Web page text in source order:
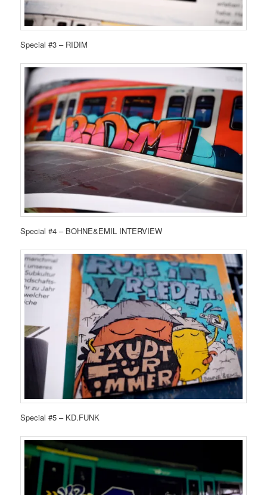
Special #3 – RIDIM
Special #4 – BOHNE&EMIL INTERVIEW
Special #5 – KD.FUNK